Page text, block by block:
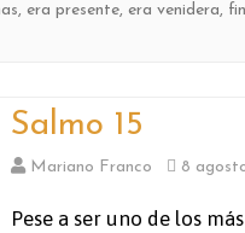
, era presente, era venidera,
Salmo 15
Mariano Franco 8
Pese a ser uno de los